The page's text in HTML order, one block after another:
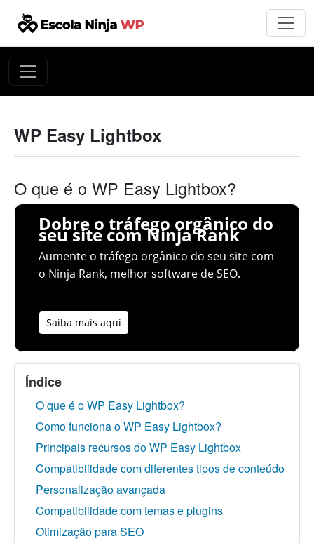
WP Easy Lightbox
O que é o WP Easy Lightbox?
Dobre o tráfego orgânico do
seu site com Ninja Rank
Aumente o tráfego orgânico do seu site com
o Ninja Rank, melhor software de SEO.
Saiba mais aqui
Índice
O que é o WP Easy Lightbox?
Como funciona o WP Easy Lightbox?
Principais recursos do WP Easy Lightbox
Compatibilidade com diferentes tipos de conteúdo
Personalização avançada
Compatibilidade com temas e plugins
Otimização para SEO